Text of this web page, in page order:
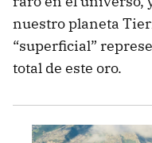
nuestro planeta
“superficial”
total de este oro.